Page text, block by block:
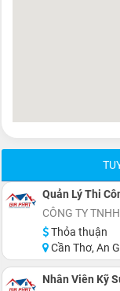
Quản Lý Thi
CÔNG TY
Thỏa thuận
Cần Thơ, An
Nhân Viên Kỹ